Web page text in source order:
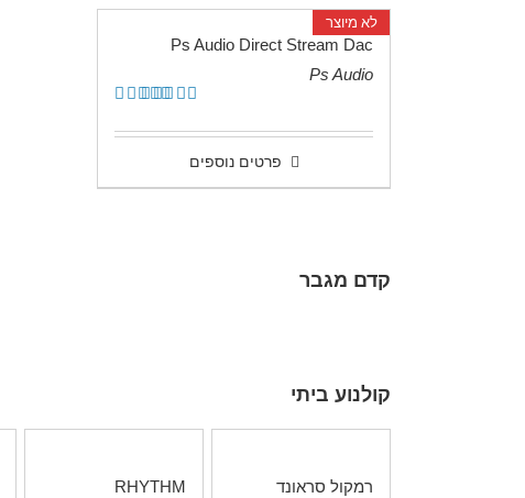
לא מיוצר
Ps Audio Direct Stream Dac
Ps Audio
מתוך 5
פרטים נוספים
קדם מגבר
קולנוע ביתי
רמקול סראונד
RHYTHM